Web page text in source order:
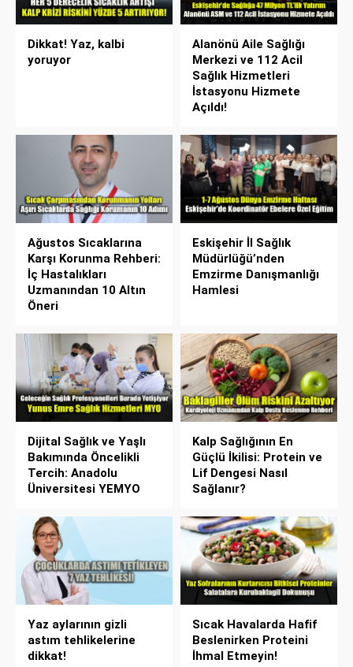
Dikkat! Yaz, kalbi
yoruyor
Alanönü Aile Sağlığı
Merkezi ve 112 Acil
Sağlık Hizmetleri
İstasyonu Hizmete
Açıldı!
Ağustos Sıcaklarına
Karşı Korunma Rehberi:
İç Hastalıkları
Uzmanından 10 Altın
Öneri
Eskişehir İl Sağlık
Müdürlüğü’nden
Emzirme Danışmanlığı
Hamlesi
Dijital Sağlık ve Yaşlı
Bakımında Öncelikli
Tercih: Anadolu
Üniversitesi YEMYO
Kalp Sağlığının En
Güçlü İkilisi: Protein ve
Lif Dengesi Nasıl
Sağlanır?
Yaz aylarının gizli
astım tehlikelerine
dikkat!
Sıcak Havalarda Hafif
Beslenirken Proteini
İhmal Etmeyin!